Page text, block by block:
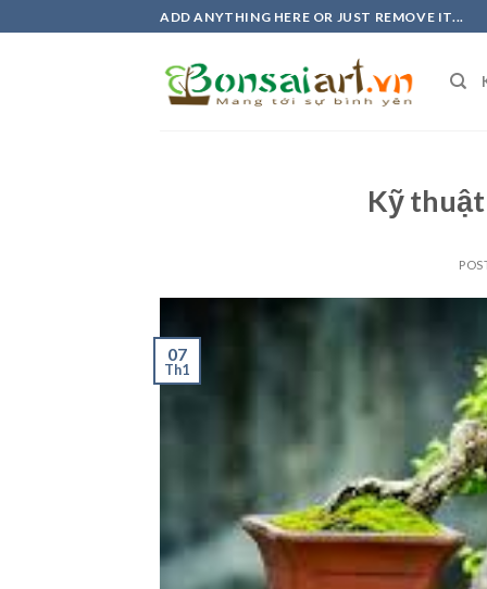
to
ADD ANYTHING HERE OR JUST REMOVE IT...
Kỹ thuật
07
Th1